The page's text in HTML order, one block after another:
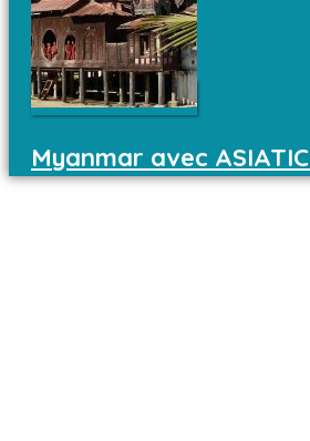
Myanmar avec